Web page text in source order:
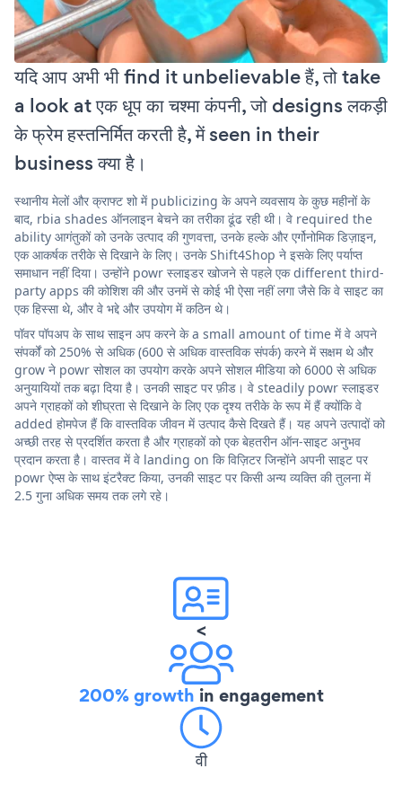
यदि आप अभी भी find it unbelievable हैं, तो take
a look at एक धूप का चश्मा कंपनी, जो designs लकड़ी
के फ्रेम हस्तनिर्मित करती है, में seen in their
business क्या है।
स्थानीय मेलों और क्राफ्ट शो में publicizing के अपने व्यवसाय के कुछ महीनों के
बाद, rbia shades ऑनलाइन बेचने का तरीका ढूंढ रही थी। वे required the
ability आगंतुकों को उनके उत्पाद की गुणवत्ता, उनके हल्के और एर्गोनोमिक डिज़ाइन,
एक आकर्षक तरीके से दिखाने के लिए। उनके Shift4Shop ने इसके लिए पर्याप्त
समाधान नहीं दिया। उन्होंने powr स्लाइडर खोजने से पहले एक different third-
party apps की कोशिश की और उनमें से कोई भी ऐसा नहीं लगा जैसे कि वे साइट का
एक हिस्सा थे, और वे भद्दे और उपयोग में कठिन थे।
पॉवर पॉपअप के साथ साइन अप करने के a small amount of time में वे अपने
संपर्कों को 250% से अधिक (600 से अधिक वास्तविक संपर्क) करने में सक्षम थे और
grow ने powr सोशल का उपयोग करके अपने सोशल मीडिया को 6000 से अधिक
अनुयायियों तक बढ़ा दिया है। उनकी साइट पर फ़ीड। वे steadily powr स्लाइडर
अपने ग्राहकों को शीघ्रता से दिखाने के लिए एक दृश्य तरीके के रूप में हैं क्योंकि वे
added होमपेज हैं कि वास्तविक जीवन में उत्पाद कैसे दिखते हैं। यह अपने उत्पादों को
अच्छी तरह से प्रदर्शित करता है और ग्राहकों को एक बेहतरीन ऑन-साइट अनुभव
प्रदान करता है। वास्तव में वे landing on कि विज़िटर जिन्होंने अपनी साइट पर
powr ऐप्स के साथ इंटरैक्ट किया, उनकी साइट पर किसी अन्य व्यक्ति की तुलना में
2.5 गुना अधिक समय तक लगे रहे।
<
200% growth in engagement
वी